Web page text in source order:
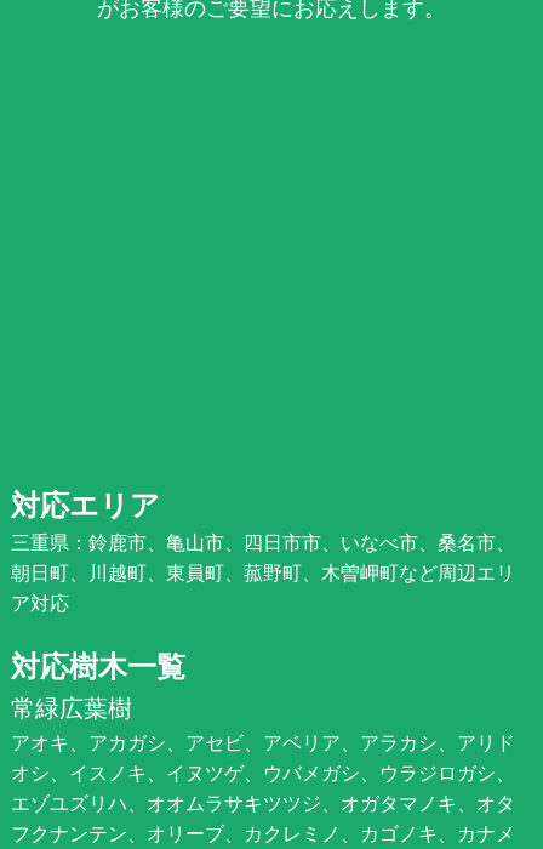
がお客様のご要望にお応えします。
対応エリア
三重県：鈴鹿市、亀山市、四日市市、いなべ市、桑名市、
朝日町、川越町、東員町、菰野町、木曽岬町など周辺エリ
ア対応
対応樹木一覧
常緑広葉樹
アオキ、アカガシ、アセビ、アベリア、アラカシ、アリド
オシ、イスノキ、イヌツゲ、ウバメガシ、ウラジロガシ、
エゾユズリハ、オオムラサキツツジ、オガタマノキ、オタ
フクナンテン、オリーブ、カクレミノ、カゴノキ、カナメ